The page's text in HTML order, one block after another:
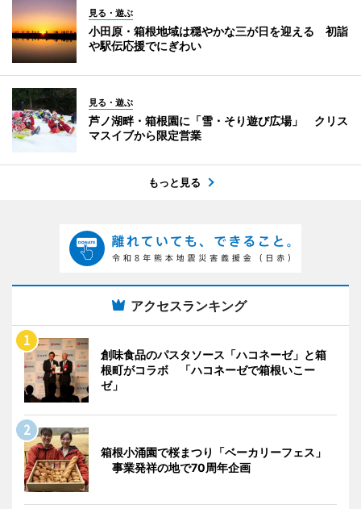
見る・遊ぶ
小田原・箱根地域は穏やかな三が日を迎える 初詣
や駅伝応援でにぎわい
見る・遊ぶ
芦ノ湖畔・箱根園に「雪・そり遊び広場」 クリス
マスイブから限定営業
もっと見る
アクセスランキング
創味食品のパスタソース「ハコネーゼ」と箱
根町がコラボ 「ハコネーゼで箱根いこー
ゼ」
箱根小涌園で桜まつり「ベーカリーフェス」
事業発祥の地で70周年企画